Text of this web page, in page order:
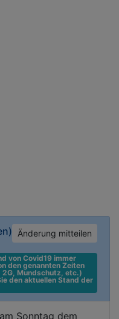
Änderung mitteilen
von Covid19 immer
den genannten Zeiten
Mundschutz, etc.)
den aktuellen Stand der
Sonntag dem